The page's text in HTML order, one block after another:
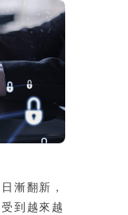
護，如今
路上網，
因是由於
也可能導
的發話或
漸翻新，
到越來越